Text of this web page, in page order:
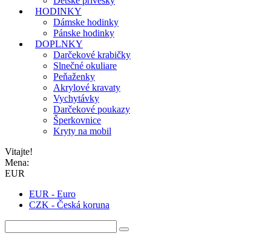
HODINKY
Dámske hodinky
Pánske hodinky
DOPLNKY
Darčekové krabičky
Slnečné okuliare
Peňaženky
Akrylové kravaty
Vychytávky
Darčekové poukazy
Šperkovnice
Kryty na mobil
Vitajte!
Mena:
EUR
EUR - Euro
CZK - Česká koruna